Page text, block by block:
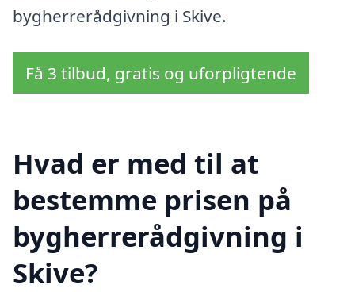
bygherrerådgivning i Skive.
Få 3 tilbud, gratis og uforpligtende
Hvad er med til at
bestemme prisen på
bygherrerådgivning i
Skive?